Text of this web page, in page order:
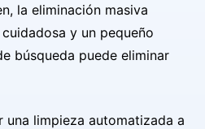
la eliminación masiva
y un pequeño
búsqueda puede eliminar
una limpieza automatizada a